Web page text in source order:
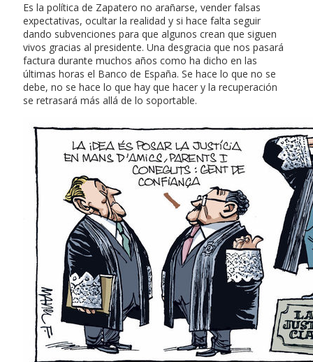
Es la política de Zapatero no arañarse, vender falsas
expectativas, ocultar la realidad y si hace falta seguir
dando subvenciones para que algunos crean que siguen
vivos gracias al presidente. Una desgracia que nos pasará
factura durante muchos años como ha dicho en las
últimas horas el Banco de España. Se hace lo que no se
debe, no se hace lo que hay que hacer y la recuperación
se retrasará más allá de lo soportable.